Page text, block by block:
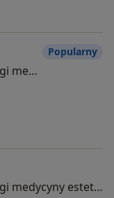
Lekarz wykonujący zabiegi medycyny estetycznej
Popularny
Lekarz wykonujący zabiegi medycyny estetycznej